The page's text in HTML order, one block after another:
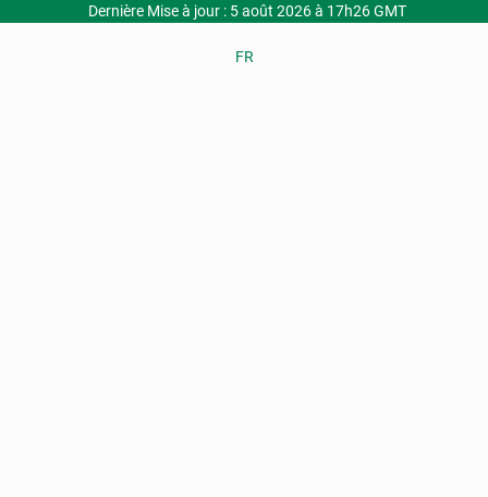
Dernière Mise à jour : 5 août 2026 à 17h26 GMT
FR